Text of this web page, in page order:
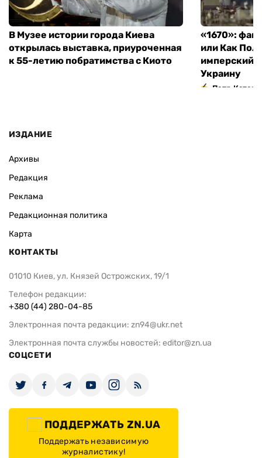
В Музее истории города Киева
открылась выставка, приуроченная
к 55-летию побратимства с Киото
«1670»:
или Как
имперский
Украину
Петр
ИЗДАНИЕ
Архивы
Редакция
Реклама
Редакционная политика
Карта
КОНТАКТЫ
01010 Киев, ул. Князей Острожских, 19/1
Телефон редакции:
+380 (44) 280-04-85
Электронная почта редакции: zn94@ukr.net
Электронная почта службы новостей: editor@zn.ua
СОЦСЕТИ
ПОДДЕРЖАТЬ ZN.UA
Поддержать независимую
журналистику!